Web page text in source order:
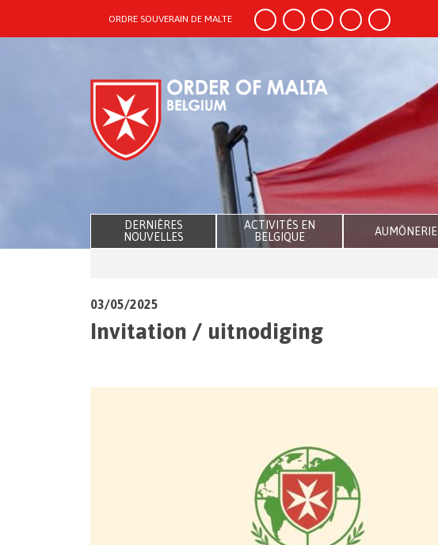
ORDRE SOUVERAIN DE MALTE
DERNIÈRES
NOUVELLES
ACTIVITÉS EN
BELGIQUE
AUMÔNERIE
03/05/2025
Invitation / uitnodiging